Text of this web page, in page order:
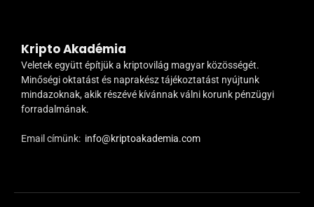
Kripto Akadémia
Veletek együtt építjük a kriptovilág magyar közösségét.
Minőségi oktatást és naprakész tájékoztatást nyújtunk
mindazoknak, akik részévé kívánnak válni korunk pénzügyi
forradalmának.
Email címünk: info@kriptoakademia.com